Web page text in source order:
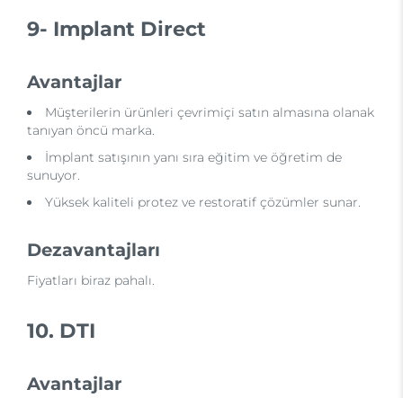
9- Implant Direct
Avantajlar
Müşterilerin ürünleri çevrimiçi satın almasına olanak
tanıyan öncü marka.
İmplant satışının yanı sıra eğitim ve öğretim de
sunuyor.
Yüksek kaliteli protez ve restoratif çözümler sunar.
Dezavantajları
Fiyatları biraz pahalı.
10. DTI
Avantajlar